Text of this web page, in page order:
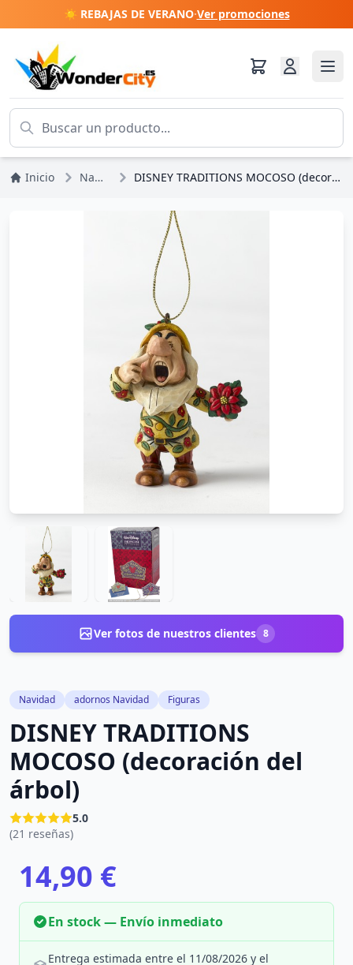
☀️ REBAJAS DE VERANO·Ver promociones
Inicio Navidad DISNEY TRADITIONS MOCOSO (decoración del árbol)
Ver fotos de nuestros clientes 8
Navidad adornos Navidad Figuras
DISNEY TRADITIONS
MOCOSO (decoración del
árbol)
5.0
(21 reseñas)
14,90 €
En stock — Envío inmediato
Entrega estimada entre el 11/08/2026 y el